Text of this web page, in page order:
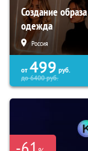
Создание
одежда
Россия
от 499 руб.
до6400руб.